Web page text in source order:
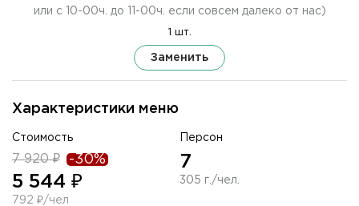
Характеристики меню
Стоимость
7 920 ₽ -30%
5 544 ₽
792 ₽/чел
Персон
7
305 г./чел.
или с 10-00ч. до 11-00ч. если совсем далеко от нас)
1 шт.
Заменить